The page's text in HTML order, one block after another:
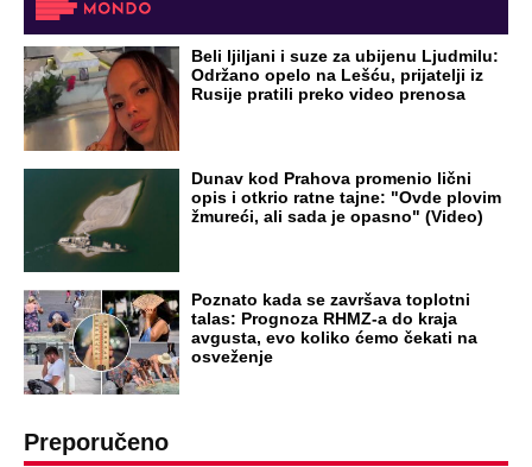
Beli ljiljani i suze za ubijenu Ljudmilu:
Održano opelo na Lešću, prijatelji iz
Rusije pratili preko video prenosa
Dunav kod Prahova promenio lični
opis i otkrio ratne tajne: "Ovde plovim
žmureći, ali sada je opasno" (Video)
Poznato kada se završava toplotni
talas: Prognoza RHMZ-a do kraja
avgusta, evo koliko ćemo čekati na
osveženje
Preporučeno